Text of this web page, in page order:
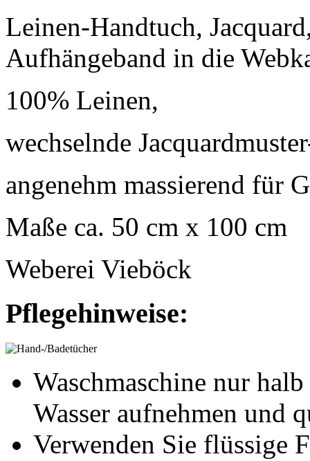
Leinen-Handtuch,
Aufhängeband in die
100% Leinen,
wechselnde
angenehm massierend für
Maße ca. 50 cm x 100 cm
Weberei Vieböck
Pflegehinweise:
Waschmaschine nur
Wasser aufnehmen und
Verwenden Sie flüssige